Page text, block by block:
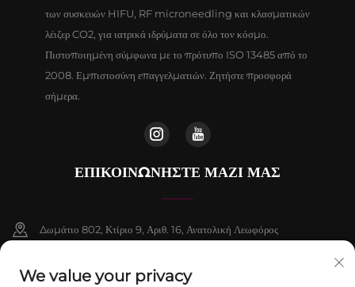
των συσκευών HIFU, RF microneedling και κλασματικών
λέιζερ CO2, για ιατρικά ιδρύματα σε όλο τον κόσμο.
Πιστοποιημένη σύμφωνα με το πρότυπο ISO 13485 από το
2008. Εμπιστοσύνη επαγγελματιών. Ζητήστε προσφορά
σήμερα.
ΕΠΙΚΟΙΝΩΝΉΣΤΕ ΜΑΖΊ ΜΑΣ
Δωμάτιο 802, Κτίριο 9, Αριθ. 16, Ανατολική Λεωφόρος
+86-13911459627
We value your privacy